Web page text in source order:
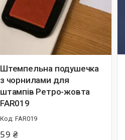
Штемпельна подушечка
з чорнилами для
штампів Ретро-жовта
FAR019
FAR019
59 ₴